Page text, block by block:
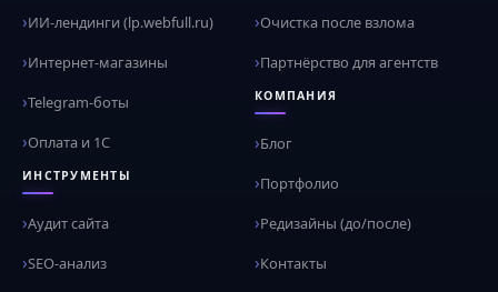
ИИ-лендинги (lp.webfull.ru)
Интернет-магазины
Telegram-боты
Оплата и 1С
ИНСТРУМЕНТЫ
Аудит сайта
SEO-анализ
Очистка после взлома
Партнёрство для агентств
КОМПАНИЯ
Блог
Портфолио
Редизайны (до/после)
Контакты